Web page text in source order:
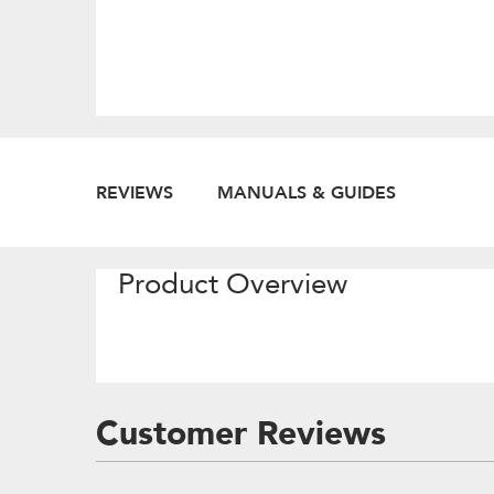
REVIEWS MANUALS & GUIDES
Product Overview
Customer Reviews